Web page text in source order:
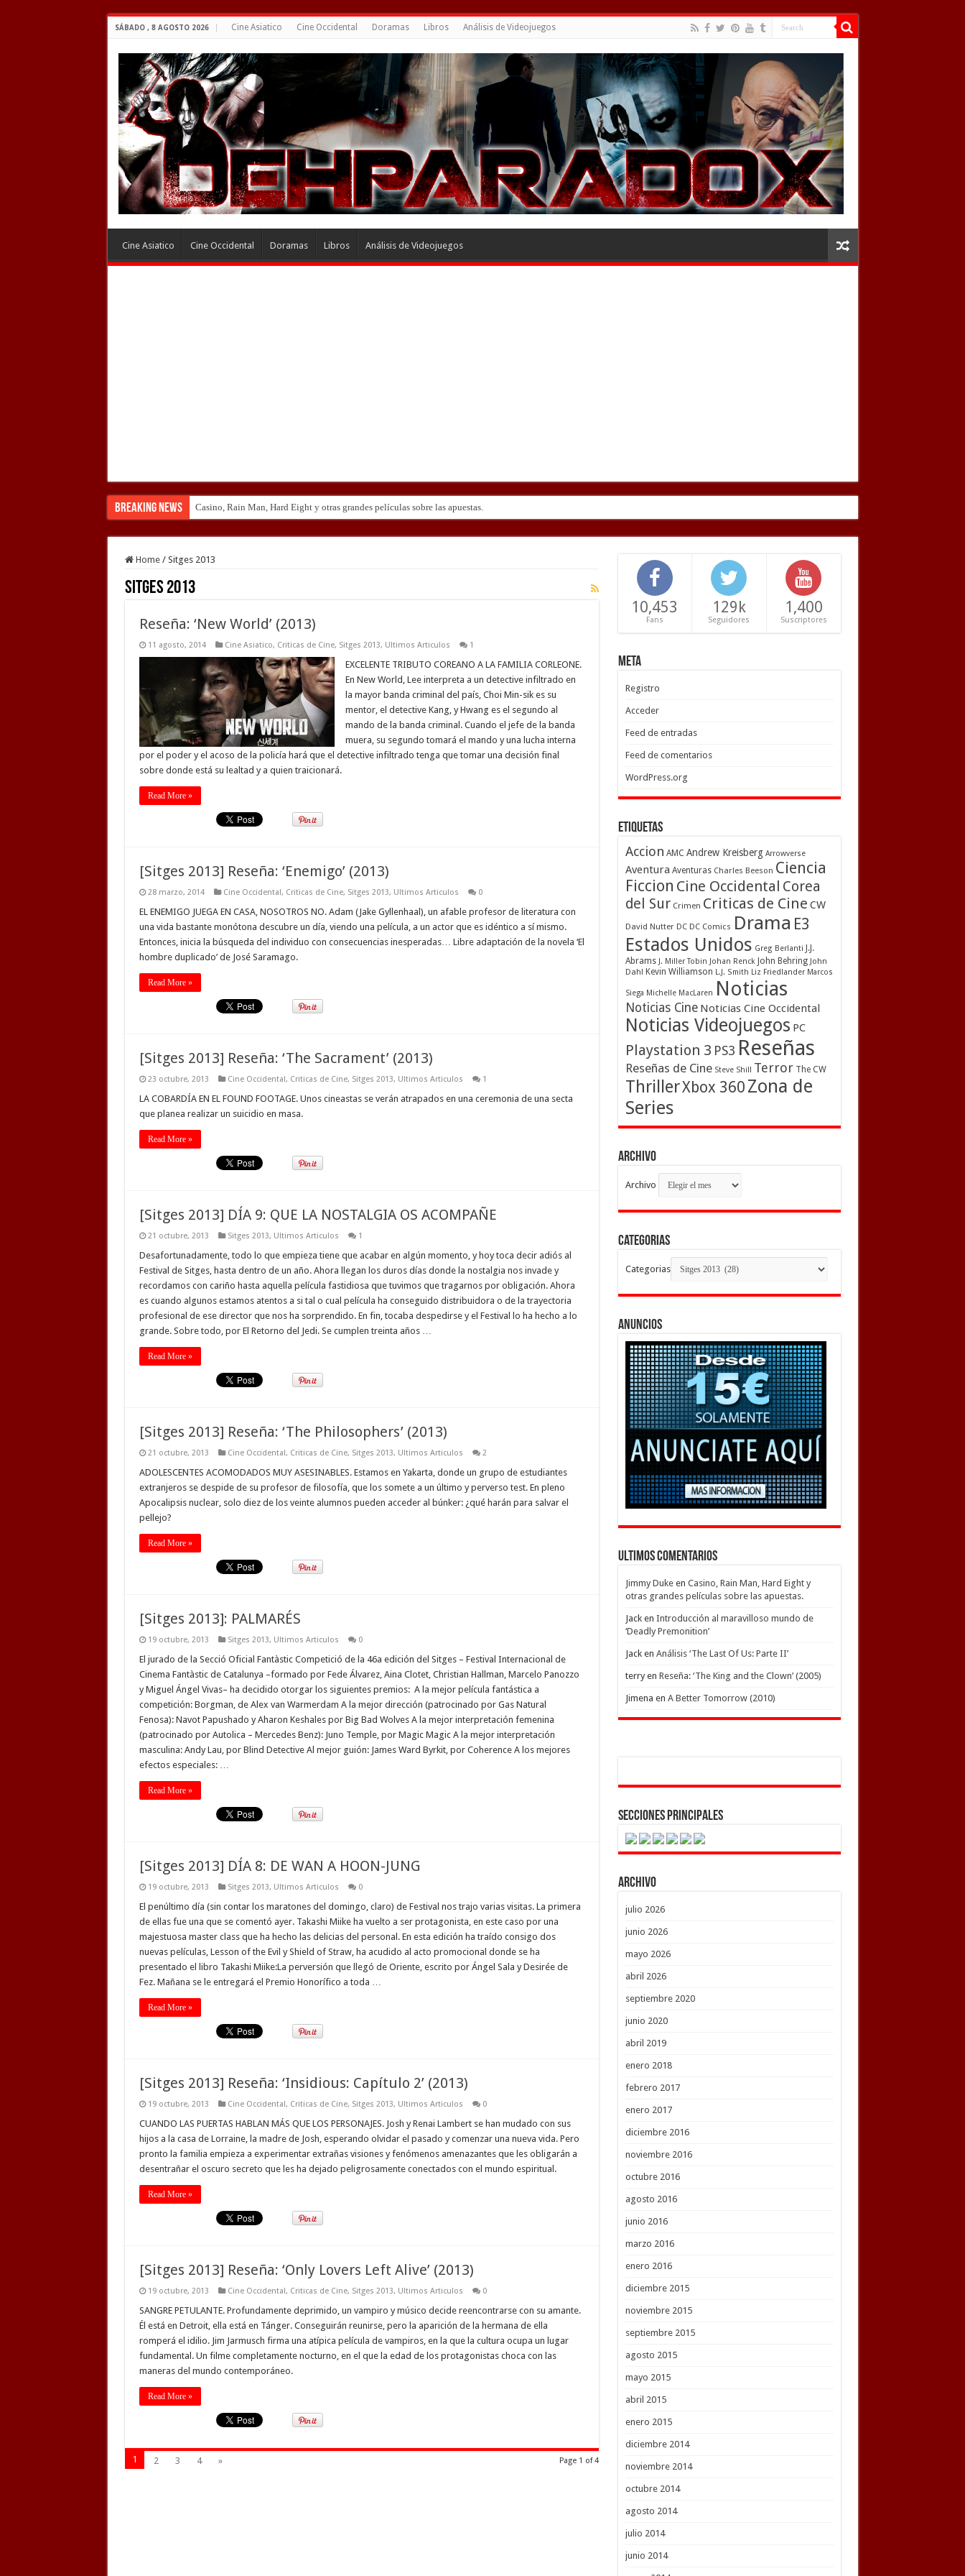
SÁBADO , 8 AGOSTO 2026 Cine Asiatico Cine Occidental Doramas Libros Análisis de Videojuegos
Cine Asiatico Cine Occidental Doramas Libros Análisis de Videojuegos
Breaking News Casino, Rain Man, Hard Eight y otras grandes películas sobre las apuestas.
Introducción al maravilloso mundo de ‘Deadly Premonition’
Home / Sitges 2013
Sitges 2013
Reseña: ‘New World’ (2013)
11 agosto, 2014 Cine Asiatico, Criticas de Cine, Sitges 2013, Ultimos Articulos 1
EXCELENTE TRIBUTO COREANO A LA FAMILIA CORLEONE.
En New World, Lee interpreta a un detective infiltrado en
la mayor banda criminal del país, Choi Min-sik es su
mentor, el detective Kang, y Hwang es el segundo al
mando de la banda criminal. Cuando el jefe de la banda
muera, su segundo tomará el mando y una lucha interna
por el poder y el acoso de la policía hará que el detective infiltrado tenga que tomar una decisión final
sobre donde está su lealtad y a quien traicionará.
Read More »
[Sitges 2013] Reseña: ‘Enemigo’ (2013)
28 marzo, 2014 Cine Occidental, Criticas de Cine, Sitges 2013, Ultimos Articulos 0
EL ENEMIGO JUEGA EN CASA, NOSOTROS NO. Adam (Jake Gyllenhaal), un afable profesor de literatura con
una vida bastante monótona descubre un día, viendo una película, a un actor que es idéntico a sí mismo.
Entonces, inicia la búsqueda del individuo con consecuencias inesperadas… Libre adaptación de la novela ‘El
hombre duplicado’ de José Saramago.
Read More »
[Sitges 2013] Reseña: ‘The Sacrament’ (2013)
23 octubre, 2013 Cine Occidental, Criticas de Cine, Sitges 2013, Ultimos Articulos 1
LA COBARDÍA EN EL FOUND FOOTAGE. Unos cineastas se verán atrapados en una ceremonia de una secta
que planea realizar un suicidio en masa.
Read More »
[Sitges 2013] DÍA 9: QUE LA NOSTALGIA OS ACOMPAÑE
21 octubre, 2013 Sitges 2013, Ultimos Articulos 1
Desafortunadamente, todo lo que empieza tiene que acabar en algún momento, y hoy toca decir adiós al
Festival de Sitges, hasta dentro de un año. Ahora llegan los duros días donde la nostalgia nos invade y
recordamos con cariño hasta aquella película fastidiosa que tuvimos que tragarnos por obligación. Ahora
es cuando algunos estamos atentos a si tal o cual película ha conseguido distribuidora o de la trayectoria
profesional de ese director que nos ha sorprendido. En fin, tocaba despedirse y el Festival lo ha hecho a lo
grande. Sobre todo, por El Retorno del Jedi. Se cumplen treinta años …
Read More »
[Sitges 2013] Reseña: ‘The Philosophers’ (2013)
21 octubre, 2013 Cine Occidental, Criticas de Cine, Sitges 2013, Ultimos Articulos 2
ADOLESCENTES ACOMODADOS MUY ASESINABLES. Estamos en Yakarta, donde un grupo de estudiantes
extranjeros se despide de su profesor de filosofía, que los somete a un último y perverso test. En pleno
Apocalipsis nuclear, solo diez de los veinte alumnos pueden acceder al búnker: ¿qué harán para salvar el
pellejo?
Read More »
[Sitges 2013]: PALMARÉS
19 octubre, 2013 Sitges 2013, Ultimos Articulos 0
El jurado de la Secció Oficial Fantàstic Competició de la 46a edición del Sitges – Festival Internacional de
Cinema Fantàstic de Catalunya –formado por Fede Álvarez, Aina Clotet, Christian Hallman, Marcelo Panozzo
y Miguel Ángel Vivas– ha decidido otorgar los siguientes premios: A la mejor película fantástica a
competición: Borgman, de Alex van Warmerdam A la mejor dirección (patrocinado por Gas Natural
Fenosa): Navot Papushado y Aharon Keshales por Big Bad Wolves A la mejor interpretación femenina
(patrocinado por Autolica – Mercedes Benz): Juno Temple, por Magic Magic A la mejor interpretación
masculina: Andy Lau, por Blind Detective Al mejor guión: James Ward Byrkit, por Coherence A los mejores
efectos especiales: …
Read More »
[Sitges 2013] DÍA 8: DE WAN A HOON-JUNG
19 octubre, 2013 Sitges 2013, Ultimos Articulos 0
El penúltimo día (sin contar los maratones del domingo, claro) de Festival nos trajo varias visitas. La primera
de ellas fue una que se comentó ayer. Takashi Miike ha vuelto a ser protagonista, en este caso por una
majestuosa master class que ha hecho las delicias del personal. En esta edición ha traído consigo dos
nuevas películas, Lesson of the Evil y Shield of Straw, ha acudido al acto promocional donde se ha
presentado el libro Takashi Miike:La perversión que llegó de Oriente, escrito por Ángel Sala y Desirée de
Fez. Mañana se le entregará el Premio Honorífico a toda …
Read More »
[Sitges 2013] Reseña: ‘Insidious: Capítulo 2’ (2013)
19 octubre, 2013 Cine Occidental, Criticas de Cine, Sitges 2013, Ultimos Articulos 0
CUANDO LAS PUERTAS HABLAN MÁS QUE LOS PERSONAJES. Josh y Renai Lambert se han mudado con sus
hijos a la casa de Lorraine, la madre de Josh, esperando olvidar el pasado y comenzar una nueva vida. Pero
pronto la familia empieza a experimentar extrañas visiones y fenómenos amenazantes que les obligarán a
desentrañar el oscuro secreto que les ha dejado peligrosamente conectados con el mundo espiritual.
Read More »
[Sitges 2013] Reseña: ‘Only Lovers Left Alive’ (2013)
19 octubre, 2013 Cine Occidental, Criticas de Cine, Sitges 2013, Ultimos Articulos 0
SANGRE PETULANTE. Profundamente deprimido, un vampiro y músico decide reencontrarse con su amante.
Él está en Detroit, ella está en Tánger. Conseguirán reunirse, pero la aparición de la hermana de ella
romperá el idilio. Jim Jarmusch firma una atípica película de vampiros, en la que la cultura ocupa un lugar
fundamental. Un filme completamente nocturno, en el que la edad de los protagonistas choca con las
maneras del mundo contemporáneo.
Read More »
Page 1 of 4
1 2 3 4 »
10,453
Fans
129k
Seguidores
1,400
Suscriptores
Meta
Registro
Acceder
Feed de entradas
Feed de comentarios
WordPress.org
Etiquetas
Accion AMC Andrew Kreisberg Arrowverse
Aventura Aventuras Charles Beeson Ciencia
Ficcion Cine Occidental Corea
del Sur Crimen Criticas de Cine CW
David Nutter DC DC Comics Drama E3
Estados Unidos Greg Berlanti
J.J.
Abrams J. Miller Tobin Johan Renck John Behring John
Dahl Kevin Williamson L.J. Smith Liz Friedlander Marcos
Siega Michelle MacLaren Noticias
Noticias Cine Noticias Cine Occidental
Noticias Videojuegos PC
Playstation 3 PS3 Reseñas
Reseñas de Cine Steve Shill Terror The CW
ThrillerXbox 360 Zona de
Series
Archivo
Archivo
Categorias
Categorias
Anuncios
Ultimos Comentarios
Jimmy Dukeen Casino, Rain Man, Hard Eight y
otras grandes películas sobre las apuestas.
Jacken Introducción al maravilloso mundo de
‘Deadly Premonition’
Jacken Análisis ‘The Last Of Us: Parte II’
terryen Reseña: ‘The King and the Clown’ (2005)
Jimena en A Better Tomorrow (2010)
Secciones Principales
Archivo
julio 2026
junio 2026
mayo 2026
abril 2026
septiembre 2020
junio 2020
abril 2019
enero 2018
febrero 2017
enero 2017
diciembre 2016
noviembre 2016
octubre 2016
agosto 2016
junio 2016
marzo 2016
enero 2016
diciembre 2015
noviembre 2015
septiembre 2015
agosto 2015
mayo 2015
abril 2015
enero 2015
diciembre 2014
noviembre 2014
octubre 2014
agosto 2014
julio 2014
junio 2014